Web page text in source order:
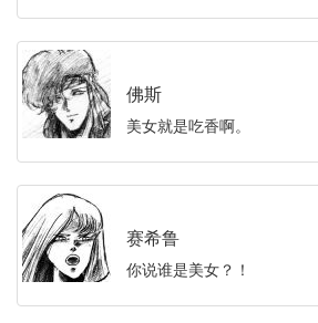
佛斯
美女就是吃香啊。
赛希鲁
你说谁是美女？！